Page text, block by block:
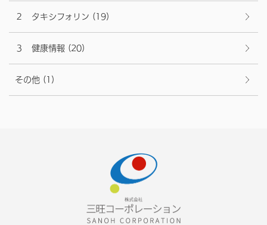
２ タキシフォリン (19)
３ 健康情報 (20)
その他 (1)